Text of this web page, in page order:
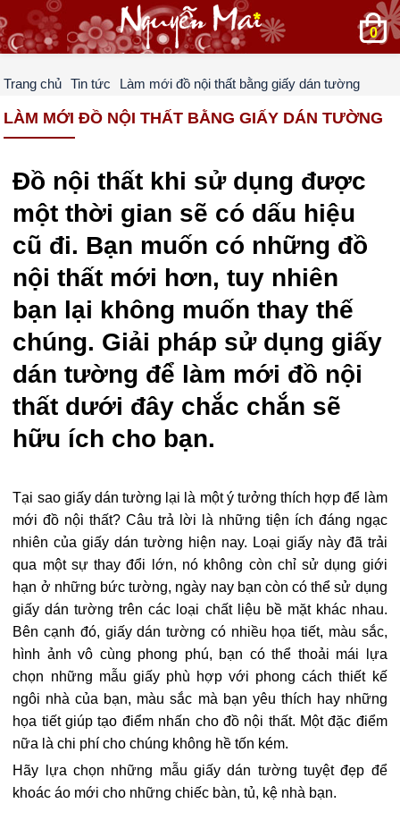
0
Trang chủ Tin tức Làm mới đồ nội thất bằng giấy dán tường
LÀM MỚI ĐỒ NỘI THẤT BẰNG GIẤY DÁN TƯỜNG
Đồ nội thất khi sử dụng được
một thời gian sẽ có dấu hiệu
cũ đi. Bạn muốn có những đồ
nội thất mới hơn, tuy nhiên
bạn lại không muốn thay thế
chúng. Giải pháp sử dụng giấy
dán tường để làm mới đồ nội
thất dưới đây chắc chắn sẽ
hữu ích cho bạn.
Tại sao giấy dán tường lại là một ý tưởng thích hợp để làm
mới đồ nội thất? Câu trả lời là những tiện ích đáng ngạc
nhiên của giấy dán tường hiện nay. Loại giấy này đã trải
qua một sự thay đổi lớn, nó không còn chỉ sử dụng giới
hạn ở những bức tường, ngày nay bạn còn có thể sử dụng
giấy dán tường trên các loại chất liệu bề mặt khác nhau.
Bên cạnh đó, giấy dán tường có nhiều họa tiết, màu sắc,
hình ảnh vô cùng phong phú, bạn có thể thoải mái lựa
chọn những mẫu giấy phù hợp với phong cách thiết kế
ngôi nhà của bạn, màu sắc mà bạn yêu thích hay những
họa tiết giúp tạo điểm nhấn cho đồ nội thất. Một đặc điểm
nữa là chi phí cho chúng không hề tốn kém.
Hãy lựa chọn những mẫu giấy dán tường tuyệt đẹp để
khoác áo mới cho những chiếc bàn, tủ, kệ nhà bạn.